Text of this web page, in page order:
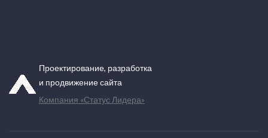
Проектирование, разработка
и продвижение сайта
Компания «Статус Лидера»